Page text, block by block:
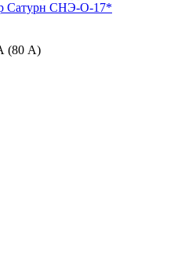
Сатурн СНЭ-О-17*
(80 А)